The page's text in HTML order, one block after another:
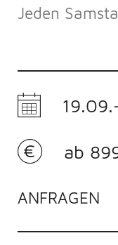
Jeden
ab
ANFRAGEN